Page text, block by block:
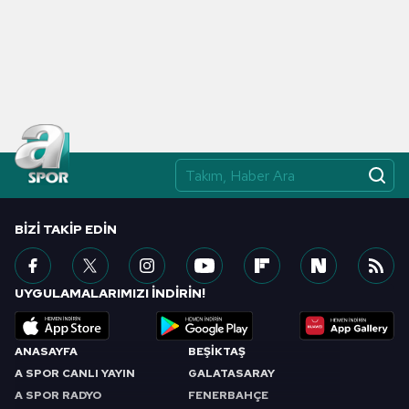
ANASAYFA
A SPOR CANLI YAYIN
A SPOR RADYO
BEŞİKTAŞ
GALATASARAY
FENERBAHÇE
BIZI TAKIP EDIN
UYGULAMALARIMIZI İNDİRİN!